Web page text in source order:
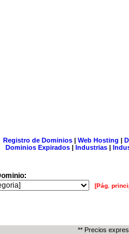
Registro de Dominios| Web Hosting |
Dominios Expirados | Industrias |
[Pág.
** Precios